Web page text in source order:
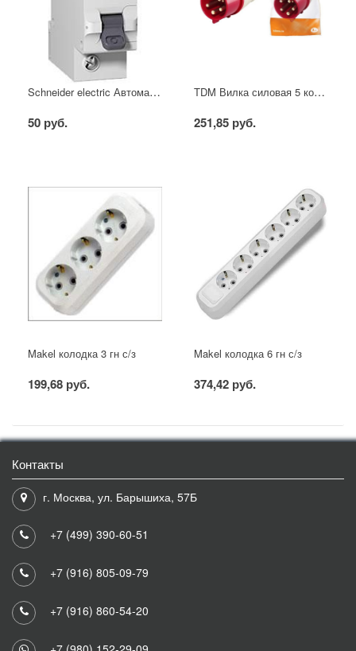
Schneider electric Автоматический выключатель 1/40А
50 руб.
TDM Вилка силовая 5 контактов 16А 380В IP44
251,85 руб.
Makel колодка 3 гн с/з
199,68 руб.
Makel колодка 6 гн с/з
374,42 руб.
Контакты
г. Москва, ул. Барышиха, 57Б
+7 (499) 390-60-51
+7 (916) 805-09-79
+7 (916) 860-54-20